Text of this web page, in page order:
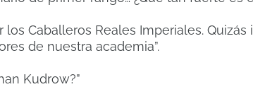
los Caballeros Reales Imperiales.
de nuestra academia”.
Kudrow?”